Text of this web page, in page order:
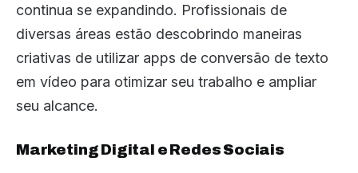
continua se expandindo. Profissionais de
diversas áreas estão descobrindo maneiras
criativas de utilizar apps de conversão de texto
em vídeo para otimizar seu trabalho e ampliar
seu alcance.
Marketing Digital e Redes Sociais